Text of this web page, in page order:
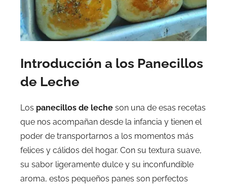
Introducción a los Panecillos
de Leche
Los panecillos de leche son una de esas recetas
que nos acompañan desde la infancia y tienen el
poder de transportarnos a los momentos más
felices y cálidos del hogar. Con su textura suave,
su sabor ligeramente dulce y su inconfundible
aroma, estos pequeños panes son perfectos